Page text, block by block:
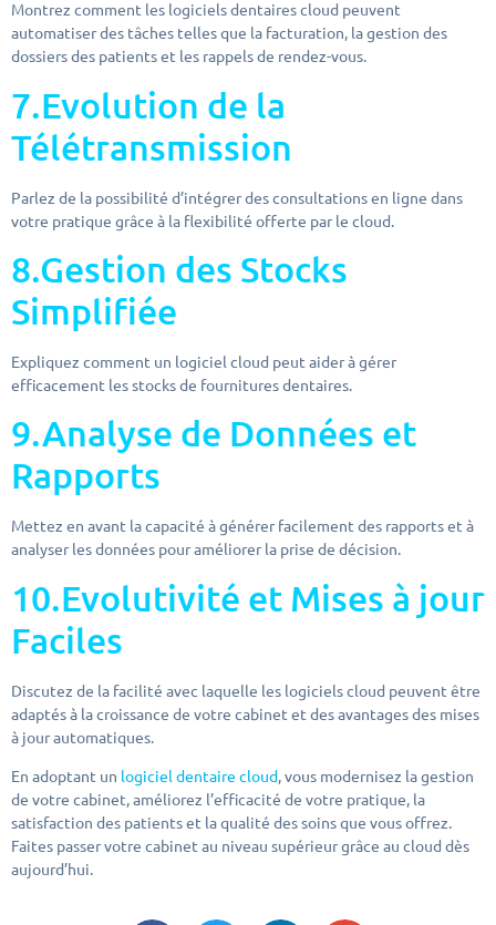
Montrez comment les logiciels dentaires cloud peuvent
automatiser des tâches telles que la facturation, la gestion des
dossiers des patients et les rappels de rendez-vous.
7.Evolution de la
Télétransmission
Parlez de la possibilité d’intégrer des consultations en ligne dans
votre pratique grâce à la flexibilité offerte par le cloud.
8.Gestion des Stocks
Simplifiée
Expliquez comment un logiciel cloud peut aider à gérer
efficacement les stocks de fournitures dentaires.
9.Analyse de Données et
Rapports
Mettez en avant la capacité à générer facilement des rapports et à
analyser les données pour améliorer la prise de décision.
10.Evolutivité et Mises à jour
Faciles
Discutez de la facilité avec laquelle les logiciels cloud peuvent être
adaptés à la croissance de votre cabinet et des avantages des mises
à jour automatiques.
En adoptant un logiciel dentaire cloud, vous modernisez la gestion
de votre cabinet, améliorez l’efficacité de votre pratique, la
satisfaction des patients et la qualité des soins que vous offrez.
Faites passer votre cabinet au niveau supérieur grâce au cloud dès
aujourd’hui.